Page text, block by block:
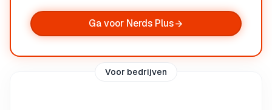
Ga voor Nerds Plus
Voor bedrijven